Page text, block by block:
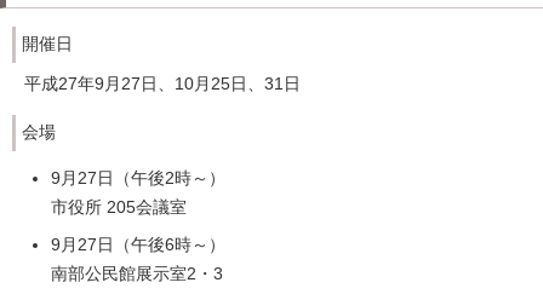
開催日
平成27年9月27日、10月25日、31日
会場
9月27日（午後2時～）
市役所 205会議室
9月27日（午後6時～）
南部公民館展示室2・3